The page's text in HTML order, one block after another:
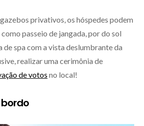
privativos, os hóspedes podem
passeio de jangada, por do sol
de spa com a vista deslumbrante da
realizar uma cerimônia de
de votos no local!